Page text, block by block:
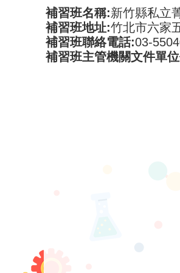
補習班名稱:新竹縣私立
補習班地址:竹北市六家
補習班聯絡電話:03-
補習班主管機關文件單